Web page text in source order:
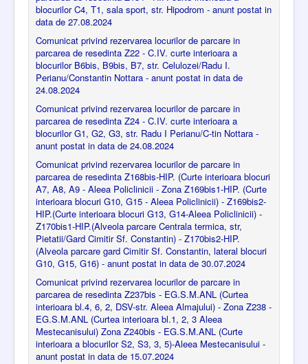
blocurilor C4, T1, sala sport, str. Hipodrom - anunt postat in
data de 27.08.2024
Comunicat privind rezervarea locurilor de parcare in
parcarea de resedinta Z22 - C.IV. curte interioara a
blocurilor B6bis, B9bis, B7, str. Celulozei/Radu I.
Perianu/Constantin Nottara - anunt postat in data de
24.08.2024
Comunicat privind rezervarea locurilor de parcare in
parcarea de resedinta Z24 - C.IV. curte interioara a
blocurilor G1, G2, G3, str. Radu I Perianu/C-tin Nottara -
anunt postat in data de 24.08.2024
Comunicat privind rezervarea locurilor de parcare in
parcarea de resedinta Z168bis-HIP. (Curte interioara blocuri
A7, A8, A9 - Aleea Policlinicii - Zona Z169bis1-HIP. (Curte
interioara blocuri G10, G15 - Aleea Policlinicii) - Z169bis2-
HIP.(Curte interioara blocuri G13, G14-Aleea Policlinicii) -
Z170bis1-HIP.(Alveola parcare Centrala termica, str,
Pietatii/Gard Cimitir Sf. Constantin) - Z170bis2-HIP.
(Alveola parcare gard Cimitir Sf. Constantin, lateral blocuri
G10, G15, G16) - anunt postat in data de 30.07.2024
Comunicat privind rezervarea locurilor de parcare in
parcarea de resedinta Z237bis - EG.S.M.ANL (Curtea
interioara bl.4, 6, 2, DSV-str. Aleea Almajului) - Zona Z238 -
EG.S.M.ANL (Curtea interioara bl.1, 2, 3 Aleea
Mestecanisului) Zona Z240bis - EG.S.M.ANL (Curte
interioara a blocurilor S2, S3, 3, 5)-Aleea Mestecanisului -
anunt postat in data de 15.07.2024